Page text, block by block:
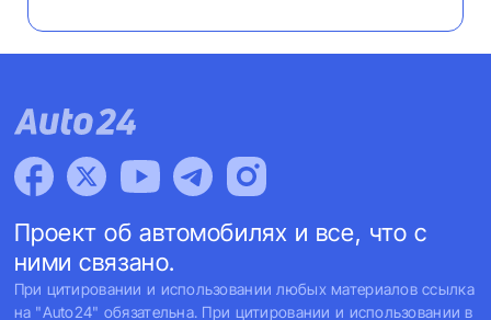
Проект об автомобилях и все, что с
ними связано.
При цитировании и использовании любых материалов ссылка
на "Auto24" обязательна. При цитировании и использовании в